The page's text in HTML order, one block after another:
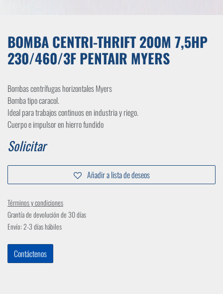
BOMBA CENTRI-THRIFT 200M 7,5HP
230/460/3F PENTAIR MYERS
Bombas centrífugas horizontales Myers
Bomba tipo caracol.
Ideal para trabajos continuos en industria y riego.
Cuerpo e impulsor en hierro fundido
Solicitar
Añadir a lista de deseos
Términos y condiciones
Grantía de devolución de 30 días
Envío: 2-3 días hábiles
Contáctenos